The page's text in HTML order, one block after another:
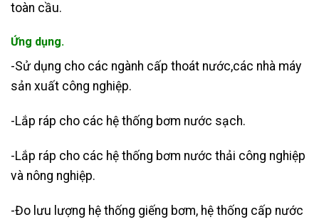
toàn cầu.
Ứng dụng.
-Sử dụng cho các ngành cấp thoát nước,các nhà máy
sản xuất công nghiệp.
-Lắp ráp cho các hệ thống bơm nước sạch.
-Lắp ráp cho các hệ thống bơm nước thải công nghiệp
và nông nghiệp.
-Đo lưu lượng hệ thống giếng bơm, hệ thống cấp nước